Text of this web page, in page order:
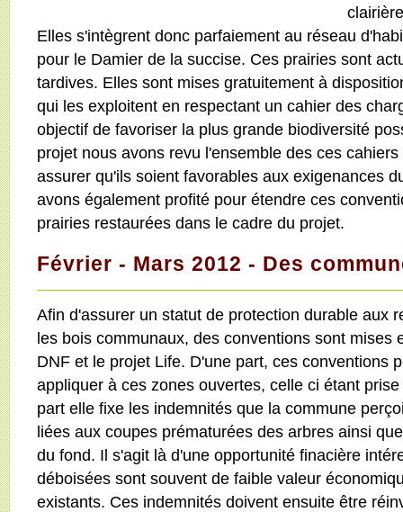
Elles s'intègrent donc parfaiement au réseau
pour le Damier de la succise. Ces prairies sont
tardives. Elles sont mises gratuitement à
qui les exploitent en respectant un cahier des
objectif de favoriser la plus grande biodiversité
projet nous avons revu l'ensemble des ces
assurer qu'ils soient favorables aux exigenances
avons également profité pour étendre ces
prairies restaurées dans le cadre du projet.
Février - Mars 2012 - Des
Afin d'assurer un statut de protection durable aux
les bois communaux, des conventions sont mises
DNF et le projet Life. D'une part, ces conventions
appliquer à ces zones ouvertes, celle ci étant
part elle fixe les indemnités que la commune
liées aux coupes prématurées des arbres ainsi
du fond. Il s'agit là d'une opportunité finacière
déboisées sont souvent de faible valeur
existants. Ces indemnités doivent ensuite être